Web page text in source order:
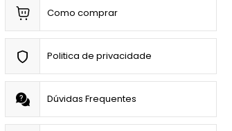
Como comprar
Politica de privacidade
Dúvidas Frequentes